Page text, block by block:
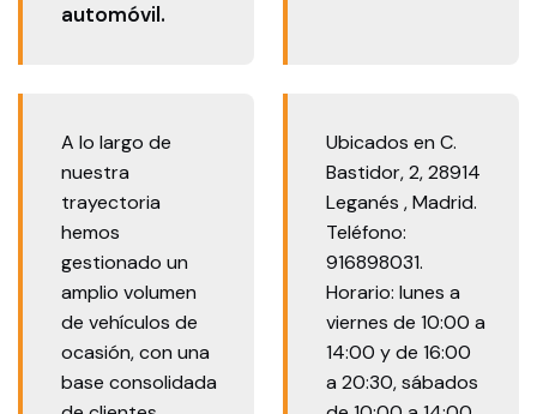
automóvil.
A lo largo de
nuestra
trayectoria
hemos
gestionado un
amplio volumen
de vehículos de
ocasión, con una
base consolidada
Ubicados en C.
Bastidor, 2, 28914
Leganés , Madrid.
Teléfono:
916898031.
Horario: lunes a
viernes de 10:00 a
14:00 y de 16:00
a 20:30, sábados